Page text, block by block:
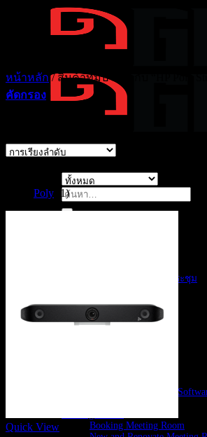
ค้นหา:
AI สรุปรายงานการประชุม
Analog Camera
IP Camera
Display Solutions
IP-PBX, Cloud PBX,
Booking Meeting Room
หน้าหลัก /สินค้าที่มีป้ายกำกับ “HP Poly
คัดกรอง
Poly (1)
Quick View